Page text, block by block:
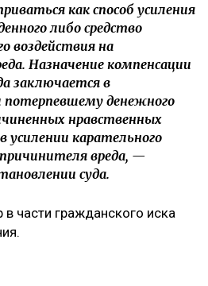
как способ усиления
либо средство
воздействия на
Назначение компенсации
заключается в
потерпевшему денежного
нравственных
усилении карательного
вреда, —
суда.
в части гражданского иска